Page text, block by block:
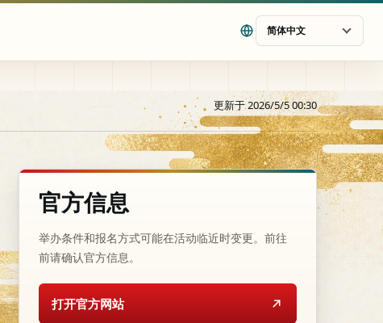
简体中文
更新于 2026/5/5 00:30
官方信息
举办条件和报名方式可能在活动临近时变更。前往
前请确认官方信息。
打开官方网站